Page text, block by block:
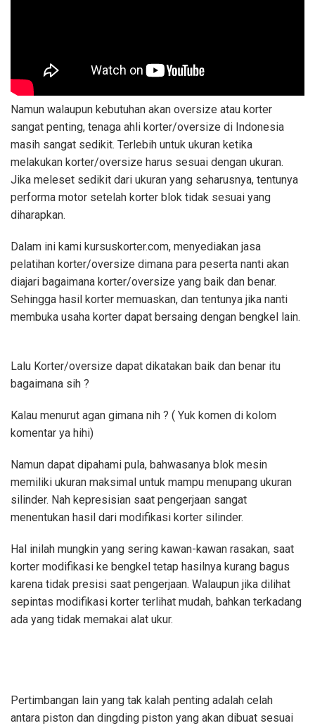
Namun walaupun kebutuhan akan oversize atau korter
sangat penting, tenaga ahli korter/oversize di Indonesia
masih sangat sedikit. Terlebih untuk ukuran ketika
melakukan korter/oversize harus sesuai dengan ukuran.
Jika meleset sedikit dari ukuran yang seharusnya, tentunya
performa motor setelah korter blok tidak sesuai yang
diharapkan.
Dalam ini kami kursuskorter.com, menyediakan jasa
pelatihan korter/oversize dimana para peserta nanti akan
diajari bagaimana korter/oversize yang baik dan benar.
Sehingga hasil korter memuaskan, dan tentunya jika nanti
membuka usaha korter dapat bersaing dengan bengkel lain.
Lalu Korter/oversize dapat dikatakan baik dan benar itu
bagaimana sih ?
Kalau menurut agan gimana nih ? ( Yuk komen di kolom
komentar ya hihi)
Namun dapat dipahami pula, bahwasanya blok mesin
memiliki ukuran maksimal untuk mampu menupang ukuran
silinder. Nah kepresisian saat pengerjaan sangat
menentukan hasil dari modifikasi korter silinder.
Hal inilah mungkin yang sering kawan-kawan rasakan, saat
korter modifikasi ke bengkel tetap hasilnya kurang bagus
karena tidak presisi saat pengerjaan. Walaupun jika dilihat
sepintas modifikasi korter terlihat mudah, bahkan terkadang
ada yang tidak memakai alat ukur.
Pertimbangan lain yang tak kalah penting adalah celah
antara piston dan dingding piston yang akan dibuat sesuai